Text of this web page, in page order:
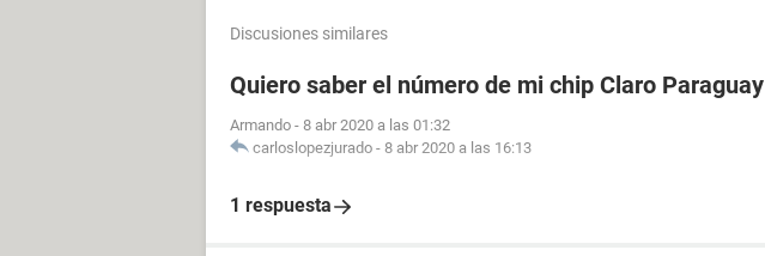
Discusiones similares
Quiero saber el número de mi chip Claro Paraguay
Armando - 8 abr 2020 a las 01:32
carloslopezjurado - 8 abr 2020 a las 16:13
1 respuesta